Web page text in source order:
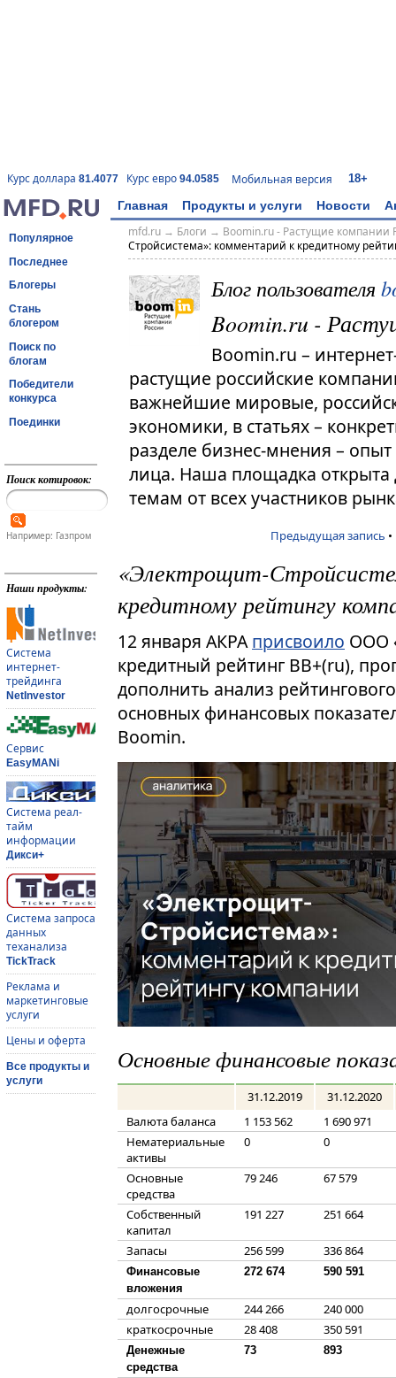
Курс доллара 81.4077 Курс евро 94.0585 Мобильная версия 18+
Главная Продукты и услуги Новости
Популярное
Последнее
Блогеры
Стань
блогером
Поиск по
блогам
Победители
конкурса
Поединки
Поиск котировок:
Например: Газпром
Наши продукты:
Система
интернет-
трейдинга
NetInvestor
Сервис
EasyMANi
Система реал-
тайм
информации
Дикси+
Система запроса
данных
теханализа
TickTrack
Реклама и
маркетинговые
услуги
Цены и оферта
Все продукты и
услуги
mfd.ru→ Блоги → Boomin.ru - Растущие компании
Стройсистема»: комментарий к кредитному
Блог пользователя
Boomin.ru -
Boomin.ru –
растущие российские
важнейшие мировые,
экономики, в статьях –
разделе бизнес-мнения –
лица. Наша площадка
темам от всех участников
Предыдущая запись •
«Электрощит-
кредитному рейтингу
12 января АКРАприсвоило ООО
кредитный рейтинг BB+(ru),
дополнить анализ
основных финансовых
Boomin.
Основные финансовые
31.12.2019
31.12.2020
Валюта баланса
1 153 562
1 690 971
Нематериальные
активы
0 0
Основные
средства
79 246 67 579
Собственный
капитал
191 227 251 664
Запасы 256 599 336 864
Финансовые
вложения
272 674 590 591
долгосрочные 244 266
240 000
краткосрочные
28 408 350 591
Денежные
средства
73 893